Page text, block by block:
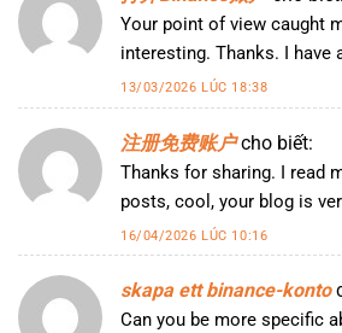
Your point of view caught
interesting. Thanks. I have
13/03/2026 LÚC 18:38
注册免费账户 cho biết:
Thanks for sharing. I read
posts, cool, your blog is
16/04/2026 LÚC 10:16
skapa ett binance-konto
Can you be more specific